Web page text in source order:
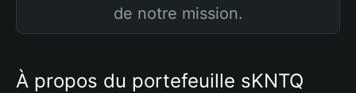
de notre mission.
À propos du portefeuille sKNTQ